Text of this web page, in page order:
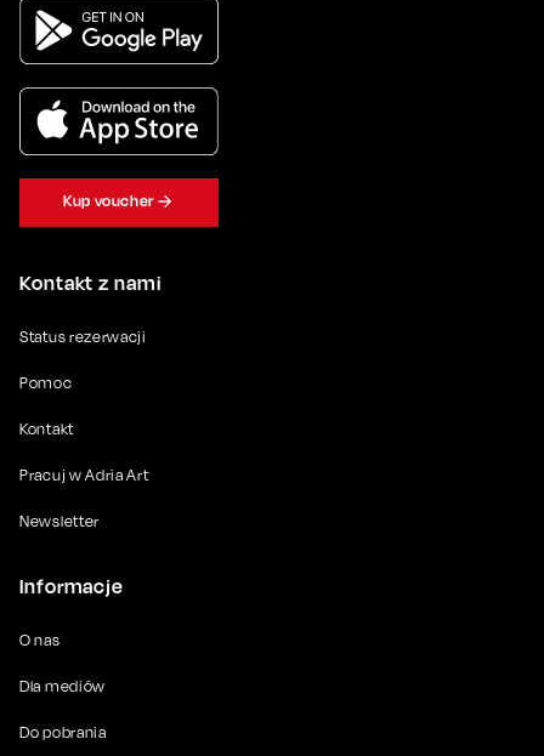
Kontakt z nami
Status rezerwacji
Pomoc
Kontakt
Pracuj w Adria Art
Newsletter
Informacje
O nas
Dla mediów
Do pobrania
Kup voucher